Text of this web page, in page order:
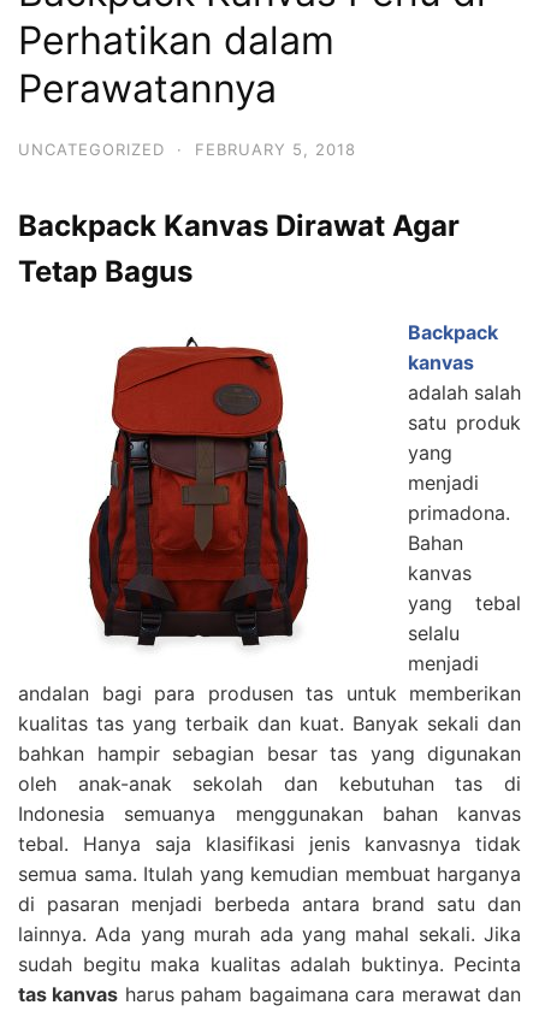
Perhatikan dalam
Perawatannya
UNCATEGORIZED · FEBRUARY 5, 2018
Backpack Kanvas Dirawat Agar
Tetap Bagus
Backpack
kanvas
adalah salah
satu produk
yang
menjadi
primadona.
Bahan
kanvas
yang tebal
selalu
menjadi
andalan bagi para produsen tas untuk memberikan
kualitas tas yang terbaik dan kuat. Banyak sekali dan
bahkan hampir sebagian besar tas yang digunakan
oleh anak-anak sekolah dan kebutuhan tas di
Indonesia semuanya menggunakan bahan kanvas
tebal. Hanya saja klasifikasi jenis kanvasnya tidak
semua sama. Itulah yang kemudian membuat harganya
di pasaran menjadi berbeda antara brand satu dan
lainnya. Ada yang murah ada yang mahal sekali. Jika
sudah begitu maka kualitas adalah buktinya. Pecinta
tas kanvas harus paham bagaimana cara merawat dan